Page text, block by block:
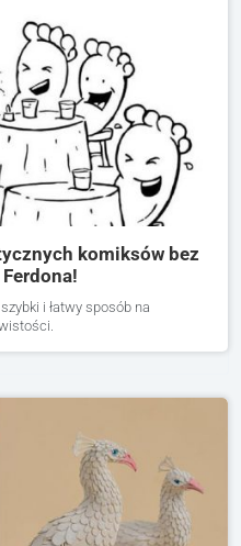
komiksów bez
i łatwy sposób na